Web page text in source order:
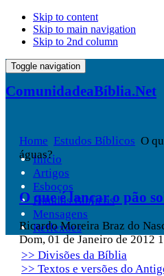
Skip to content
Skip to main navigation
Skip to 2nd column
Toggle navigation
ComunidadeaBíblia.Net
Início
Artigos
Esboços
Estudos Bíblicos
Mensagens
Reflexões
Home Estudos Bíblicos O
águas?
O que é lançar o pão
Ricardo Moreira Braz do
Dom, 01 de Janeiro de 2012
>> Divisões da Bíblia
>> Textos e versões do